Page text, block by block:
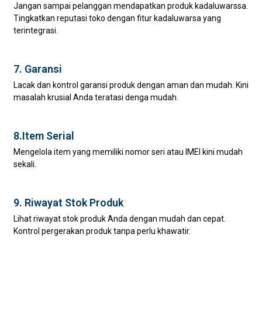
Jangan sampai pelanggan mendapatkan produk kadaluwarssa.
Tingkatkan reputasi toko dengan fitur kadaluwarsa yang
terintegrasi.
7. Garansi
Lacak dan kontrol garansi produk dengan aman dan mudah. Kini
masalah krusial Anda teratasi denga mudah.
8.Item Serial
Mengelola item yang memiliki nomor seri atau IMEI kini mudah
sekali.
9. Riwayat Stok Produk
Lihat riwayat stok produk Anda dengan mudah dan cepat.
Kontrol pergerakan produk tanpa perlu khawatir.